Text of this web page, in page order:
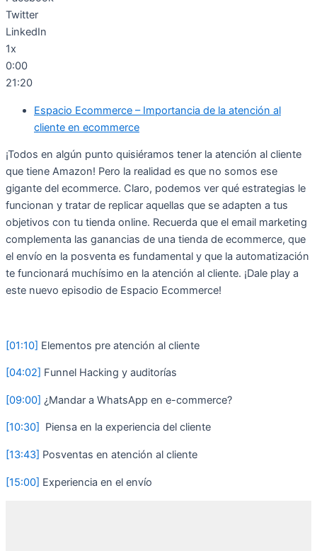
Twitter
LinkedIn
1x
0:00
21:20
Espacio Ecommerce – Importancia de la atención al
cliente en ecommerce
¡Todos en algún punto quisiéramos tener la atención al cliente
que tiene Amazon! Pero la realidad es que no somos ese
gigante del ecommerce. Claro, podemos ver qué estrategias le
funcionan y tratar de replicar aquellas que se adapten a tus
objetivos con tu tienda online. Recuerda que el email marketing
complementa las ganancias de una tienda de ecommerce, que
el envío en la posventa es fundamental y que la automatización
te funcionará muchísimo en la atención al cliente. ¡Dale play a
este nuevo episodio de Espacio Ecommerce!
[01:10] Elementos pre atención al cliente
[04:02] Funnel Hacking y auditorías
[09:00] ¿Mandar a WhatsApp en e-commerce?
[10:30] Piensa en la experiencia del cliente
[13:43] Posventas en atención al cliente
[15:00] Experiencia en el envío